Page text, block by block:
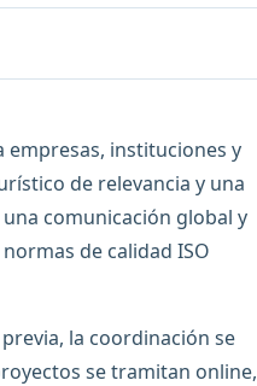
empresas, instituciones y
de relevancia y una
comunicación global y
de calidad ISO
la coordinación se
se tramitan online,